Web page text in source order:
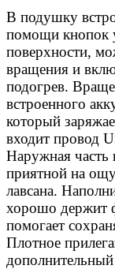
В подушку
помощи кнопок
поверхности,
вращения и
подогрев.
встроенного
который
входит провод
Наружная часть
приятной на
лавсана.
хорошо держит
помогает
Плотное